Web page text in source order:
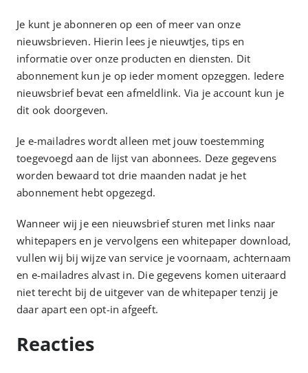
Je kunt je abonneren op een of meer van onze
nieuwsbrieven. Hierin lees je nieuwtjes, tips en
informatie over onze producten en diensten. Dit
abonnement kun je op ieder moment opzeggen. Iedere
nieuwsbrief bevat een afmeldlink. Via je account kun je
dit ook doorgeven.
Je e-mailadres wordt alleen met jouw toestemming
toegevoegd aan de lijst van abonnees. Deze gegevens
worden bewaard tot drie maanden nadat je het
abonnement hebt opgezegd.
Wanneer wij je een nieuwsbrief sturen met links naar
whitepapers en je vervolgens een whitepaper download,
vullen wij bij wijze van service je voornaam, achternaam
en e-mailadres alvast in. Die gegevens komen uiteraard
niet terecht bij de uitgever van de whitepaper tenzij je
daar apart een opt-in afgeeft.
Reacties